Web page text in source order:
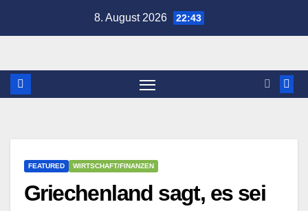
8. August 2026 22:43
FEATURED WIRTSCHAFT/FINANZEN
Griechenland sagt, es sei